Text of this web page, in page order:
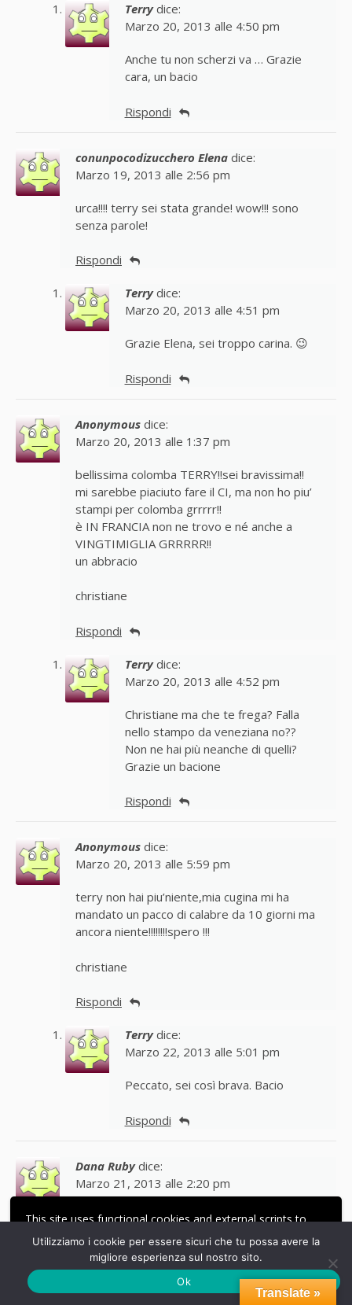
This site uses functional cookies and external scripts to
improve your experience.
LE MIE IMPOSTAZIONI
ACCETTA
Terry dice:
Marzo 20, 2013 alle 4:50 pm
Anche tu non scherzi va … Grazie
cara, un bacio
Rispondi
conunpocodizucchero Elena dice:
Marzo 19, 2013 alle 2:56 pm
urca!!!! terry sei stata grande! wow!!! sono
senza parole!
Rispondi
Terry dice:
Marzo 20, 2013 alle 4:51 pm
Grazie Elena, sei troppo carina. 😉
Rispondi
Anonymous dice:
Marzo 20, 2013 alle 1:37 pm
bellissima colomba TERRY!!sei bravissima!!
mi sarebbe piaciuto fare il CI, ma non ho piu’
stampi per colomba grrrrr!!
è IN FRANCIA non ne trovo e né anche a
VINGTIMIGLIA GRRRRR!!
un abbracio
christiane
Rispondi
Terry dice:
Marzo 20, 2013 alle 4:52 pm
Christiane ma che te frega? Falla
nello stampo da veneziana no??
Non ne hai più neanche di quelli?
Grazie un bacione
Rispondi
Anonymous dice:
Marzo 20, 2013 alle 5:59 pm
terry non hai piu’niente,mia cugina mi ha
mandato un pacco di calabre da 10 giorni ma
ancora niente!!!!!!!!spero !!!
christiane
Rispondi
Terry dice:
Marzo 22, 2013 alle 5:01 pm
Peccato, sei così brava. Bacio
Rispondi
Dana Ruby dice:
Marzo 21, 2013 alle 2:20 pm
Questa colomba è favolosa, prima o poi devo
ricetta a presto!
Translate »
Utilizziamo i cookie per essere sicuri che tu possa avere la
migliore esperienza sul nostro sito.
Ok